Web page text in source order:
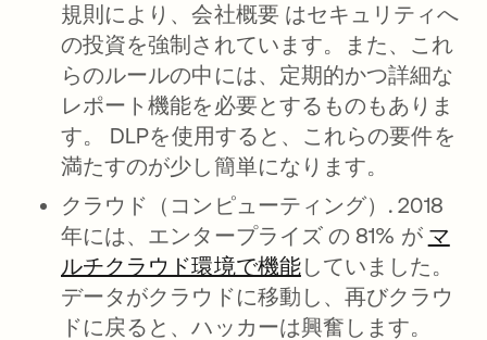
規則により、会社概要 はセキュリティへ
の投資を強制されています。また、これ
らのルールの中には、定期的かつ詳細な
レポート機能を必要とするものもありま
す。 DLPを使用すると、これらの要件を
満たすのが少し簡単になります。
クラウド（コンピューティング）.2018
年には、エンタープライズ の 81% が マ
ルチクラウド環境で機能新しいタブで開く
していました。
データがクラウドに移動し、再びクラウ
ドに戻ると、ハッカーは興奮します。